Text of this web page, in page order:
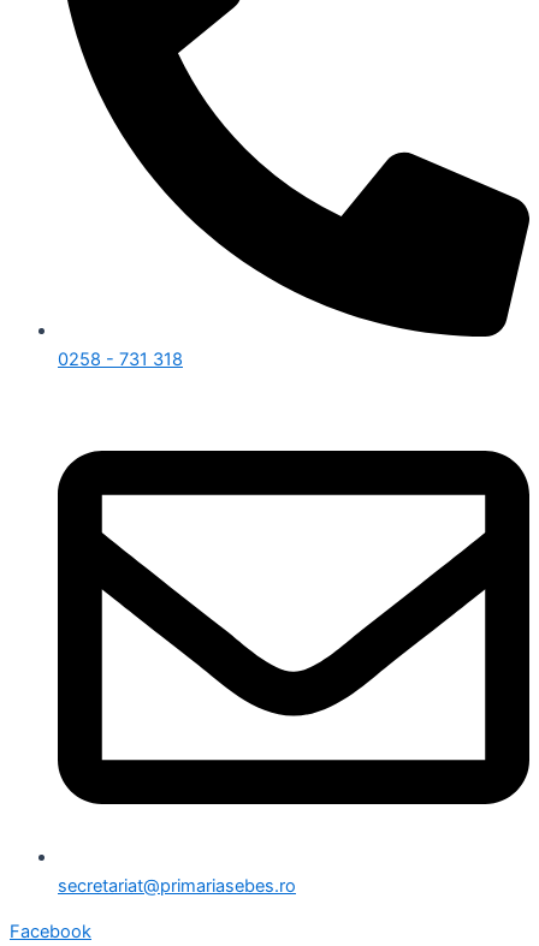
0258 - 731 318
secretariat@primariasebes.ro
Facebook